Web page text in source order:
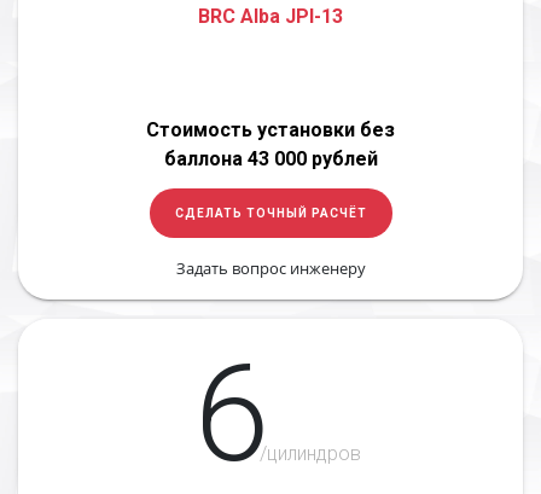
BRC Alba JPI-13
Стоимость установки без
баллона 43 000 рублей
СДЕЛАТЬ ТОЧНЫЙ РАСЧЁТ
Задать вопрос инженеру
6/цилиндров